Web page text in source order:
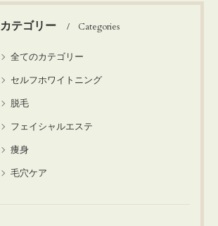
カテゴリー Categories
全てのカテゴリー
セルフホワイトニング
脱毛
フェイシャルエステ
痩身
毛穴ケア